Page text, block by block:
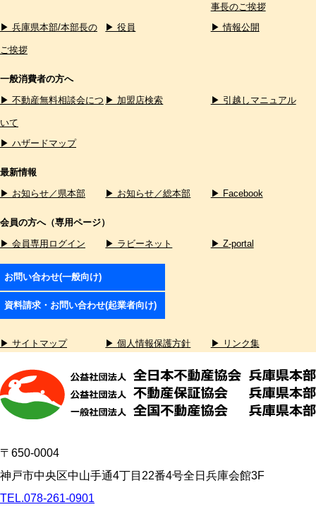
事長のご挨拶
▶ 兵庫県本部/本部長の
ご挨拶
▶ 役員 ▶ 情報公開
一般消費者の方へ
▶ 不動産無料相談会につ
いて
▶ 加盟店検索 ▶ 引越しマニュアル
▶ ハザードマップ
最新情報
▶ お知らせ／県本部
▶ お知らせ／総本部 ▶ Facebook
会員の方へ（専用ページ）
▶ 会員専用ログイン
▶ ラビーネット ▶ Z-portal
お問い合わせ(一般向け)
資料請求・お問い合わせ(起業者向け)
▶ サイトマップ ▶ 個人情報保護方針 ▶ リンク集
〒650-0004
神戸市中央区中山手通4丁目22番4号全日兵庫会館3F
TEL.078-261-0901